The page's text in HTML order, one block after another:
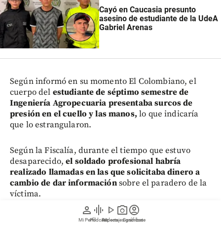
person
Mi Perfil
graphic_eq
Pódcast
play_arrow
Videos
photo_camera
Reportajes gráficos
account_circle
Suscríbete
Cayó en Caucasia presunto
asesino de estudiante de la UdeA
Gabriel Arenas
Según informó en su momento El Colombiano, el
cuerpo del estudiante de séptimo semestre de
Ingeniería Agropecuaria presentaba surcos de
presión en el cuello y las manos,lo que indicaría
que lo estrangularon.
Según la Fiscalía, durante el tiempo que estuvo
desaparecido,el soldado profesional habría
realizado llamadas en las que solicitaba dinero a
cambio de dar informaciónsobre el paradero de la
víctima.
Hace tan solo tres días, el gobernador de Antioquia,